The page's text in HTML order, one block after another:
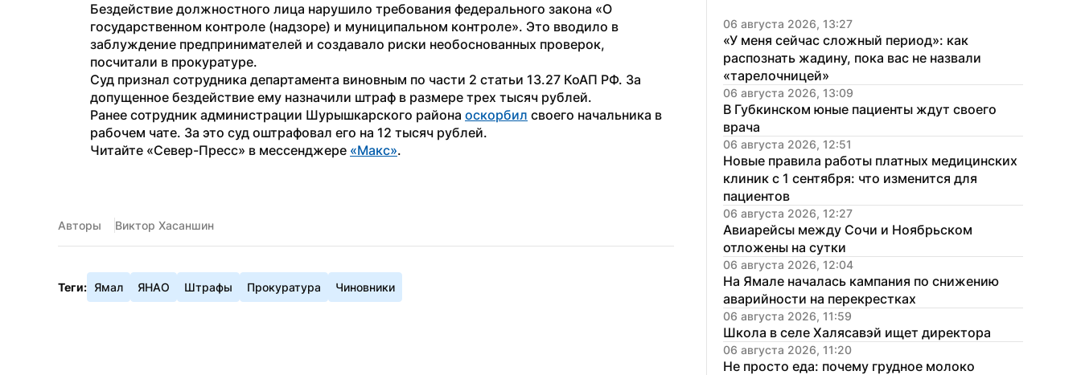
Бездействие должностного лица нарушило требования федерального закона «О
государственном контроле (надзоре) и муниципальном контроле». Это вводило в
заблуждение предпринимателей и создавало риски необоснованных проверок,
посчитали в прокуратуре.
Суд признал сотрудника департамента виновным по части 2 статьи 13.27 КоАП РФ. За
допущенное бездействие ему назначили штраф в размере трех тысяч рублей.
Ранее сотрудник администрации Шурышкарского района оскорбил своего начальника в
рабочем чате. За это суд оштрафовал его на 12 тысяч рублей.
Читайте «Север-Пресс» в мессенджере «Макс».
Авторы Виктор Хасаншин
Теги: Ямал ЯНАО Штрафы Прокуратура Чиновники
06 августа 2026, 13:27
«У меня сейчас сложный период»: как
распознать жадину, пока вас не назвали
«тарелочницей»
06 августа 2026, 13:09
В Губкинском юные пациенты ждут своего
врача
06 августа 2026, 12:51
Новые правила работы платных медицинских
клиник с 1 сентября: что изменится для
пациентов
06 августа 2026, 12:27
Авиарейсы между Сочи и Ноябрьском
отложены на сутки
06 августа 2026, 12:04
На Ямале началась кампания по снижению
аварийности на перекрестках
06 августа 2026, 11:59
Школа в селе Халясавэй ищет директора
06 августа 2026, 11:20
Не просто еда: почему грудное молоко